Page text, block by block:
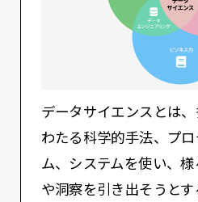
データサイエンスとは
わたる科学的手法、プ
ム、システムを使い、
や洞察を引き出そうとす